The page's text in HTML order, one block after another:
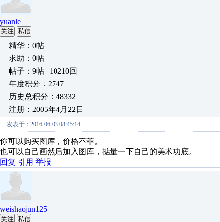
yuanle
关注 私信
精华：0帖
求助：0帖
帖子：9帖 | 10210回
年度积分：2747
历史总积分：48332
注册：2005年4月22日
发表于：2016-06-03 08:45:14
你可以购买图库，价格不菲。
也可以自己画然后加入图库，掂量一下自己的美术功底。
回复 引用 举报
weishaojun125
关注 私信